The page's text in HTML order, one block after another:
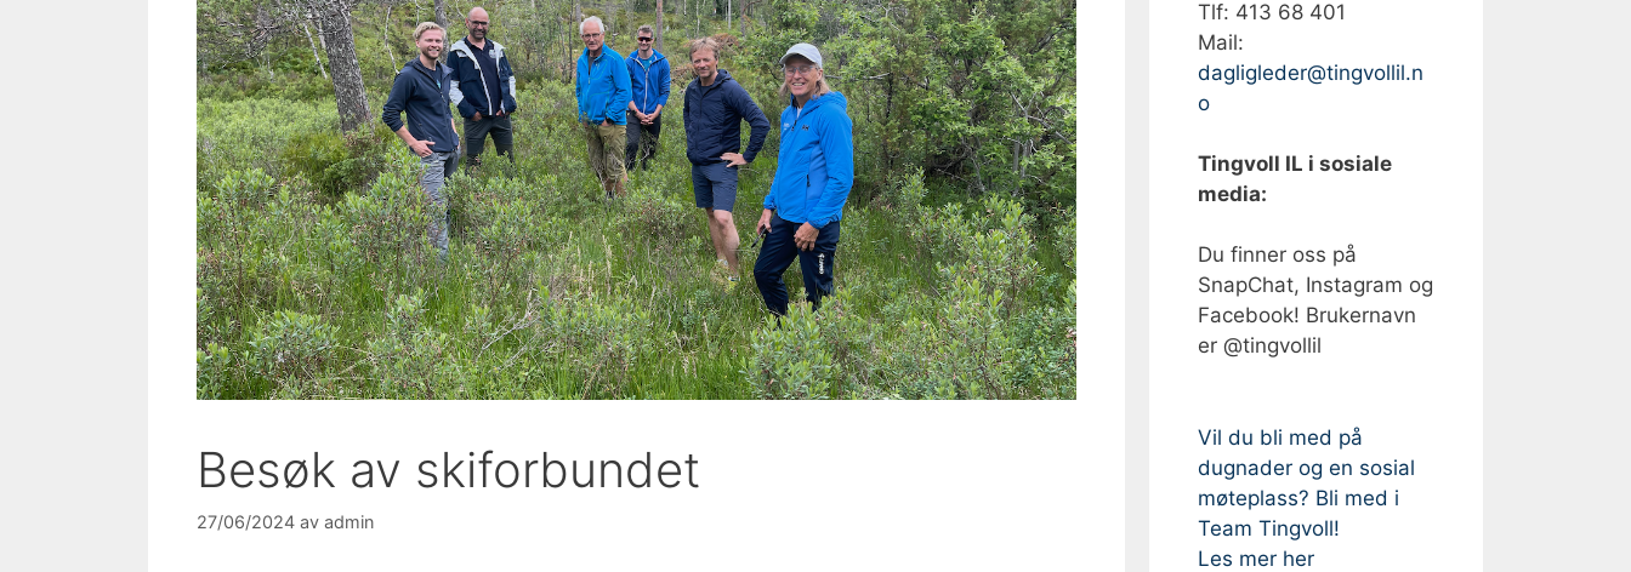
Besøk av skiforbundet
27/06/2024 av admin
Tlf: 413 68 401‬
Mail:
dagligleder@tingvollil.n
o
Tingvoll IL i sosiale
media:
Du finner oss på
SnapChat, Instagram og
Facebook! Brukernavn
er @tingvollil
Vil du bli med på
dugnader og en sosial
møteplass? Bli med i
Team Tingvoll!
Les mer her